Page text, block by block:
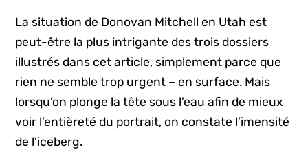
La situation de Donovan Mitchell en Utah est
peut-être la plus intrigante des trois dossiers
illustrés dans cet article, simplement parce que
rien ne semble trop urgent – en surface. Mais
lorsqu’on plonge la tête sous l’eau afin de mieux
voir l’entièreté du portrait, on constate l’imensité
de l’iceberg.